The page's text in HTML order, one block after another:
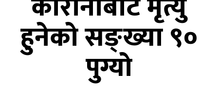
हुनेको सङ्ख्या ९०
पुग्यो